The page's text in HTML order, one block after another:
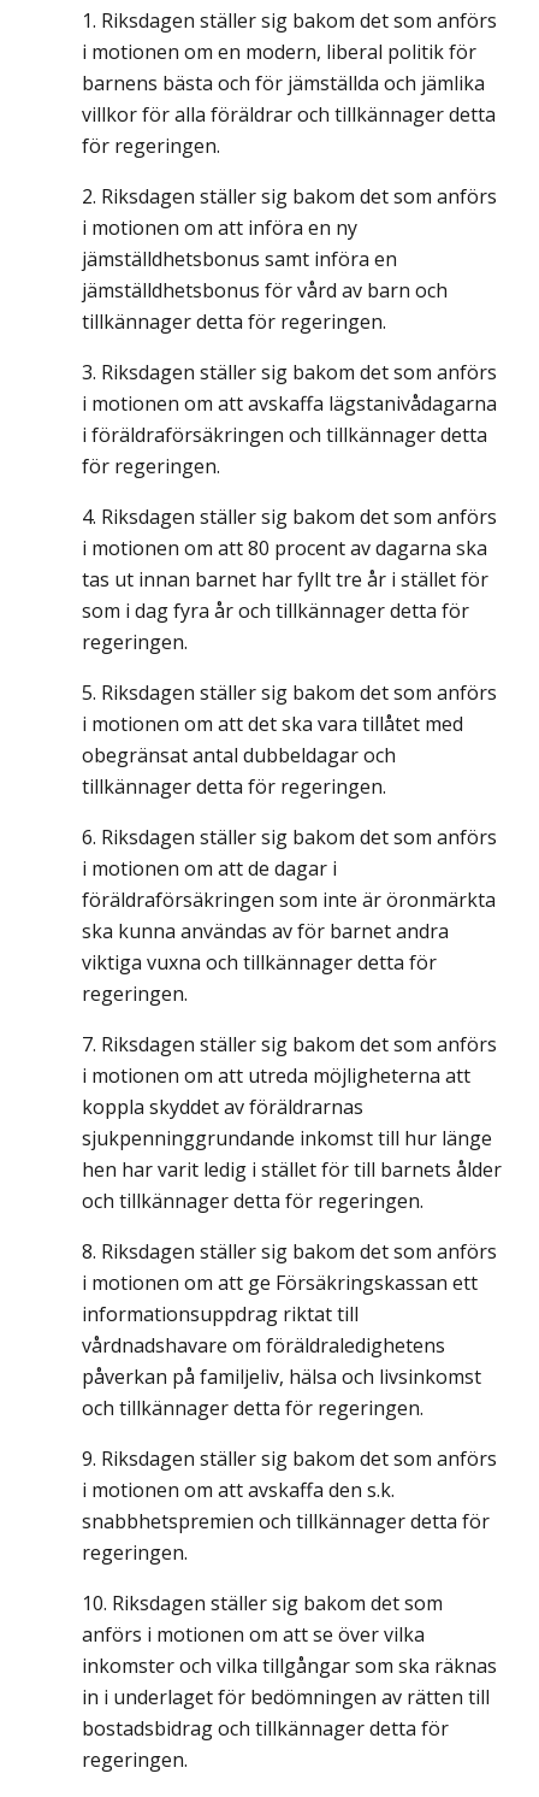
Riksdagen ställer sig bakom det som anförs
i motionen om en modern, liberal politik för
barnens bästa och för jämställda och jämlika
villkor för alla föräldrar och tillkännager detta
för regeringen.
Riksdagen ställer sig bakom det som anförs
i motionen om att införa en ny
jämställdhetsbonus samt införa en
jämställdhetsbonus för vård av barn och
tillkännager detta för regeringen.
Riksdagen ställer sig bakom det som anförs
i motionen om att avskaffa lägstanivådagarna
i föräldraförsäkringen och tillkännager detta
för regeringen.
Riksdagen ställer sig bakom det som anförs
i motionen om att 80 procent av dagarna ska
tas ut innan barnet har fyllt tre år i stället för
som i dag fyra år och tillkännager detta för
regeringen.
Riksdagen ställer sig bakom det som anförs
i motionen om att det ska vara tillåtet med
obegränsat antal dubbeldagar och
tillkännager detta för regeringen.
Riksdagen ställer sig bakom det som anförs
i motionen om att de dagar i
föräldraförsäkringen som inte är öronmärkta
ska kunna användas av för barnet andra
viktiga vuxna och tillkännager detta för
regeringen.
Riksdagen ställer sig bakom det som anförs
i motionen om att utreda möjligheterna att
koppla skyddet av föräldrarnas
sjukpenninggrundande inkomst till hur länge
hen har varit ledig i stället för till barnets ålder
och tillkännager detta för regeringen.
Riksdagen ställer sig bakom det som anförs
i motionen om att ge Försäkringskassan ett
informationsuppdrag riktat till
vårdnadshavare om föräldraledighetens
påverkan på familjeliv, hälsa och livsinkomst
och tillkännager detta för regeringen.
Riksdagen ställer sig bakom det som anförs
i motionen om att avskaffa den s.k.
snabbhetspremien och tillkännager detta för
regeringen.
Riksdagen ställer sig bakom det som
anförs i motionen om att se över vilka
inkomster och vilka tillgångar som ska räknas
in i underlaget för bedömningen av rätten till
bostadsbidrag och tillkännager detta för
regeringen.